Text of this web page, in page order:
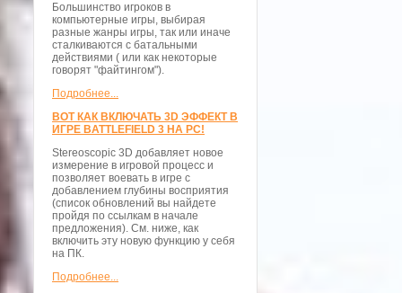
Большинство игроков в
компьютерные игры, выбирая
разные жанры игры, так или иначе
сталкиваются с батальными
действиями ( или как некоторые
говорят "файтингом").
Подробнее...
ВОТ КАК ВКЛЮЧАТЬ 3D ЭФФЕКТ В
ИГРЕ BATTLEFIELD 3 НА PC!
Stereoscopic 3D добавляет новое
измерение в игровой процесс и
позволяет воевать в игре с
добавлением глубины восприятия
(список обновлений вы найдете
пройдя по ссылкам в начале
предложения). См. ниже, как
включить эту новую функцию у себя
на ПК.
Подробнее...